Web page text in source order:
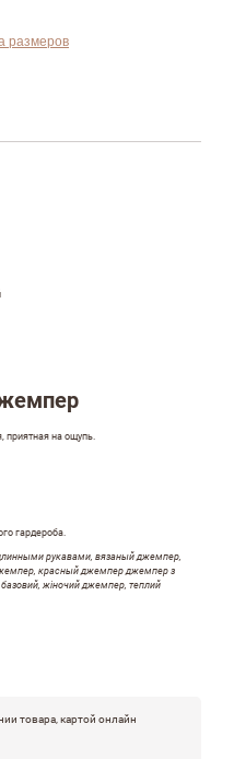
размеров
на ощупь.
гардероба.
рукавами, вязаный джемпер,
красный джемпер джемпер з
жіночий джемпер, теплий
товара, картой онлайн